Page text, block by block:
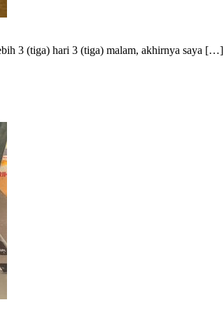
3 (tiga) hari 3 (tiga) malam, akhirnya saya […]